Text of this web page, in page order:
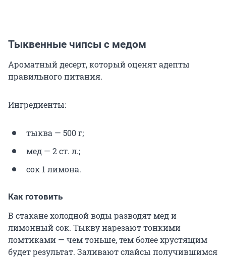
Тыквенные чипсы с медом
Ароматный десерт, который оценят адепты
правильного питания.
Ингредиенты:
тыква — 500 г;
мед — 2 ст. л.;
сок 1 лимона.
Как готовить
В стакане холодной воды разводят мед и
лимонный сок. Тыкву нарезают тонкими
ломтиками — чем тоньше, тем более хрустящим
будет результат. Заливают слайсы получившимся